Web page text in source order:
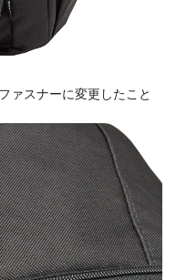
ァスナーに変更したこと